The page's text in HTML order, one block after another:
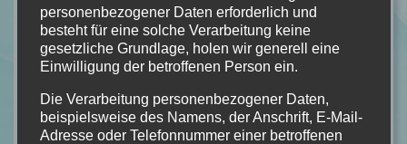
Von mir bekommt "Der Blutkünstler" von Chris Meyer
3/5 Sternen!
personenbezogener Daten erforderlich und
besteht für eine solche Verarbeitung keine
gesetzliche Grundlage, holen wir generell eine
Einwilligung der betroffenen Person ein.
Die Verarbeitung personenbezogener Daten,
beispielsweise des Namens, der Anschrift, E-Mail-
Adresse oder Telefonnummer einer betroffenen